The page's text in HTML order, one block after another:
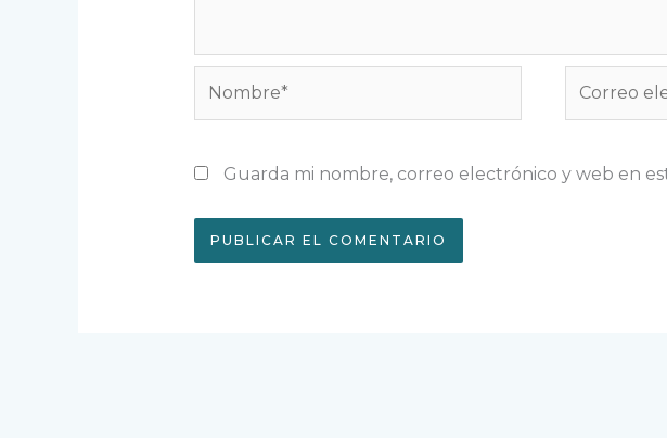
electrónico*
Guarda mi nombre, correo electrónico y web en